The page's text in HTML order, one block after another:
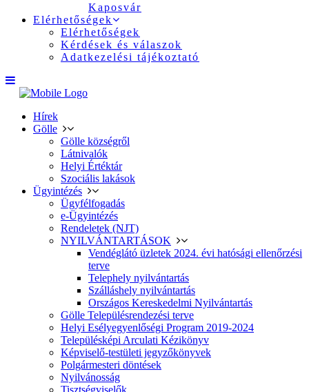
Kaposvár
Elérhetőségek
Elérhetőségek
Kérdések és válaszok
Adatkezelési tájékoztató
Hírek
Gölle
Gölle községről
Látnivalók
Helyi Értéktár
Szociális lakások
Ügyintézés
Ügyfélfogadás
e-Ügyintézés
Rendeletek (NJT)
NYILVÁNTARTÁSOK
Vendéglátó üzletek 2024. évi hatósági ellenőrzési
terve
Telephely nyilvántartás
Szálláshely nyilvántartás
Országos Kereskedelmi Nyilvántartás
Gölle Településrendezési terve
Helyi Esélyegyenlőségi Program 2019-2024
Településképi Arculati Kézikönyv
Képviselő-testületi jegyzőkönyvek
Polgármesteri döntések
Nyilvánosság
Tisztségviselők